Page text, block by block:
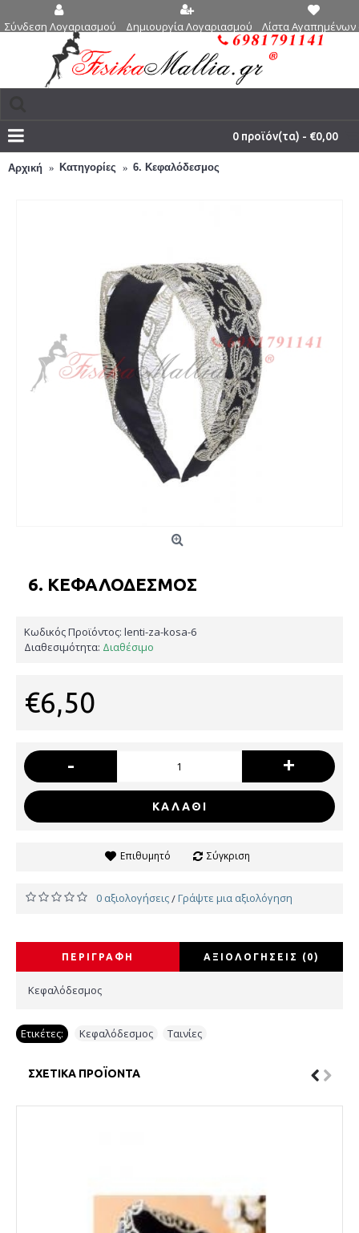
Σύνδεση Λογαριασμού Δημιουργία Λογαριασμού Λίστα Αγαπημένων
0 προϊόν(τα) - €0,00
Αρχική Κατηγορίες 6. Κεφαλόδεσμος
6. ΚΕΦΑΛΌΔΕΣΜΟΣ
Κωδικός Προϊόντος: lenti-za-kosa-6
Διαθεσιμότητα: Διαθέσιμο
€6,50
- +
ΚΑΛΆΘΙ
Επιθυμητό Σύγκριση
0 αξιολογήσεις/Γράψτε μια αξιολόγηση
ΠΕΡΙΓΡΑΦΉ ΑΞΙΟΛΟΓΉΣΕΙΣ (0)
Κεφαλόδεσμος
Ετικέτες: Κεφαλόδεσμος Ταινίες
ΣΧΕΤΙΚΆ ΠΡΟΪΌΝΤΑ